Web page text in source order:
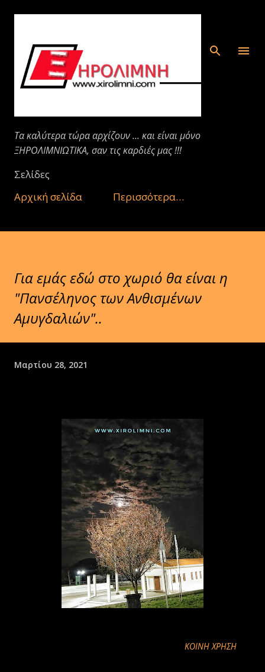
Μετάβαση στο κύριο περιεχόμενο
Τα καλύτερα τώρα αρχίζουν ... και είναι μόνο
ΞΗΡΟΛΙΜΝΙΩΤΙΚΑ, σαν τις καρδιές μας !!!
Σελίδες
Αρχική σελίδα
Περισσότερα…
Για εμάς εδώ στο χωριό θα είναι η
"Πανσέληνος των Ανθισμένων
Αμυγδαλιών"..
Μαρτίου 28, 2021
ΚΟΙΝΉ ΧΡΉΣΗ